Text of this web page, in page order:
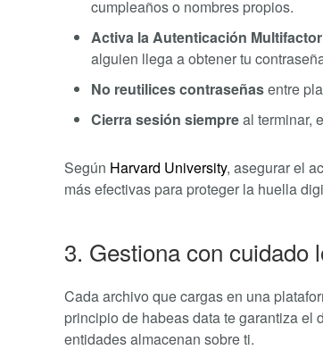
cumpleaños o nombres propios.
Activa la Autenticación Multifactor
alguien llega a obtener tu
No reutilices contraseñasentre
Cierra sesión siempreal terminar,
Según Harvard University, asegurar el
más efectivas para proteger la huella
3. Gestiona con cuidado
Cada archivo que cargas en una
principio de habeas data te garantiza el
entidades almacenan sobre ti.